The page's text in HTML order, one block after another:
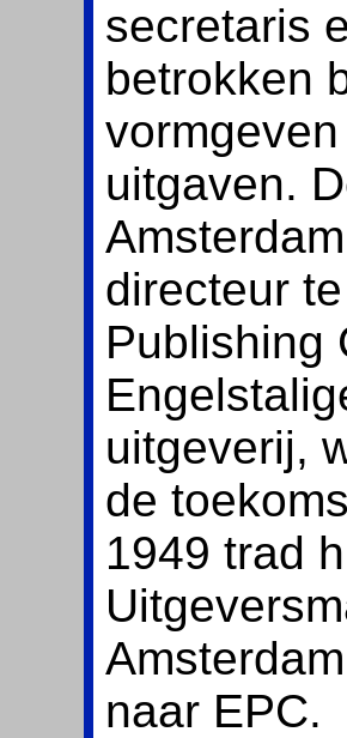
secretaris
betrokken
uitgaven.
directeur
Publishing
uitgeverij,
de
1949 trad
naar EPC.